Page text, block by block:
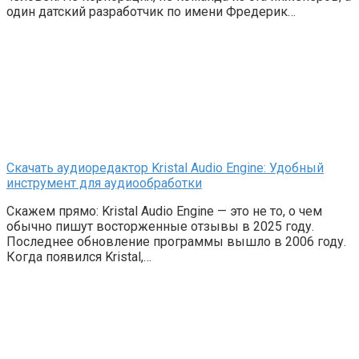
один датский разработчик по имени Фредерик…
Скачать аудиоредактор Kristal Audio Engine: Удобный
инструмент для аудиообработки
Скажем прямо: Kristal Audio Engine — это не то, о чем
обычно пишут восторженные отзывы в 2025 году.
Последнее обновление программы вышло в 2006 году.
Когда появился Kristal,…